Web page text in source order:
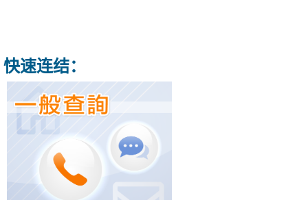
快速连结：